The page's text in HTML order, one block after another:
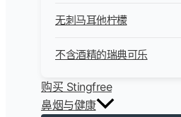
无刺马耳他柠檬
不含酒精的瑞典可乐
购买 Stingfree
鼻烟与健康